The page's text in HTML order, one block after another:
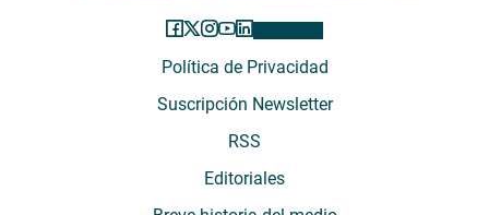
Política de Privacidad
Suscripción Newsletter
RSS
Editoriales